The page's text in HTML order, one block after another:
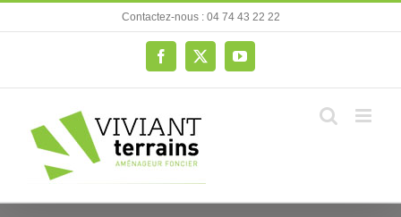
au
Contactez-nous : 04 74 43 22 22
Facebook
X YouTube